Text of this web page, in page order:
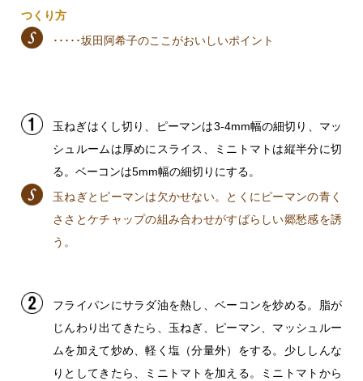
つくり方
･････坂田阿希子のここがおいしいポイント
玉ねぎはくし切り、ピーマンは3-4mm幅の細切り、マッ
シュルームは厚めにスライス、ミニトマトは縦半分に切
る。ベーコンは5mm幅の細切りにする。
玉ねぎとピーマンは欠かせない。とくにピーマンの青く
ささとケチャップの組み合わせがすばらしい郷愁感を誘
う。
フライパンにサラダ油を熱し、ベーコンを炒める。脂が
じんわり出てきたら、玉ねぎ、ピーマン、マッシュルー
ムを加えて炒め、軽く塩（分量外）をする。少ししんな
りとしてきたら、ミニトマトを加える。ミニトマトから